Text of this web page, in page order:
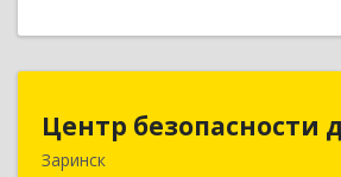
Центр безопасности
Заринск
Центр
659100, Алтайский край,